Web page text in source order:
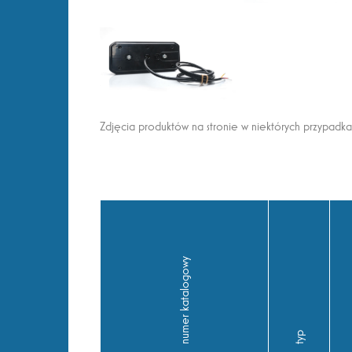
Zdjęcia produktów na stronie w niektórych
numer katalogowy typ